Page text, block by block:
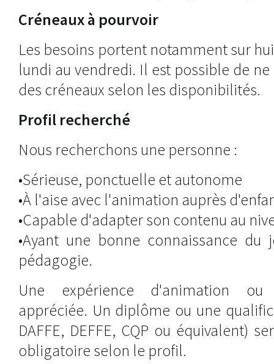
Créneaux à pourvoir
Les besoins portent notamment sur
lundi au vendredi. Il est possible de
des créneaux selon les disponibilités.
Profil recherché
Nous recherchons une personne :
•Sérieuse, ponctuelle et autonome
•À l'aise avec l'animation auprès
•Capable d'adapter son contenu au
•Ayant une bonne connaissance
pédagogie.
Une expérience d'animation ou
appréciée. Un diplôme ou une
DAFFE, DEFFE, CQP ou équivalent)
obligatoire selon le profil.